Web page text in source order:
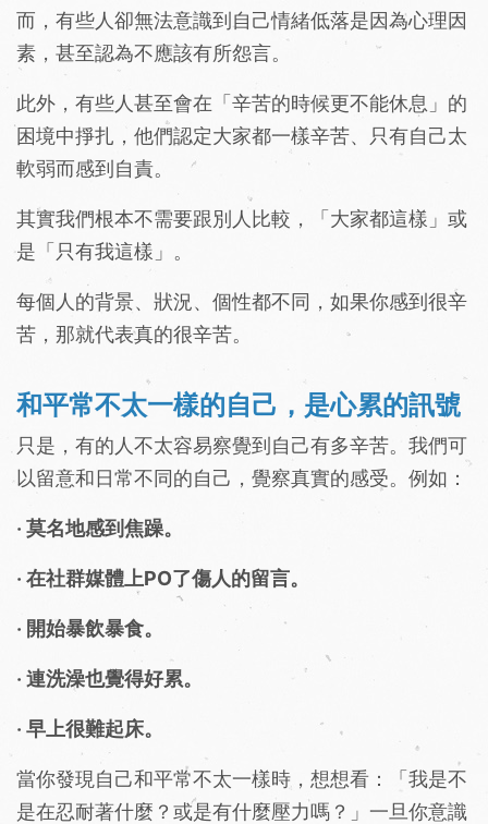
而，有些人卻無法意識到自己情緒低落是因為心理因
素，甚至認為不應該有所怨言。
此外，有些人甚至會在「辛苦的時候更不能休息」的
困境中掙扎，他們認定大家都一樣辛苦、只有自己太
軟弱而感到自責。
其實我們根本不需要跟別人比較，「大家都這樣」或
是「只有我這樣」。
每個人的背景、狀況、個性都不同，如果你感到很辛
苦，那就代表真的很辛苦。
和平常不太一樣的自己，是心累的訊號
只是，有的人不太容易察覺到自己有多辛苦。我們可
以留意和日常不同的自己，覺察真實的感受。例如：
‧ 莫名地感到焦躁。
‧ 在社群媒體上PO了傷人的留言。
‧ 開始暴飲暴食。
‧ 連洗澡也覺得好累。
‧ 早上很難起床。
當你發現自己和平常不太一樣時，想想看：「我是不
是在忍耐著什麼？或是有什麼壓力嗎？」一旦你意識